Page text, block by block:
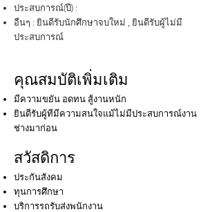
ประสบการณ์(ปี) :
อืนๆ : ยินดีรับนักศึกษาจบใหม่ , ยินดีรับผู้ไม่มี
ประสบการณ์
คุณสมบัติเพิ่มเติม
มีความขยัน อดทน สู้งานหนัก
ยินดีรับผู้ทีมีความสนใจแม้ไม่มีประสบการณ์งาน
ช่างมาก่อน
สวัสดิการ
ประกันสังคม
ทุนการศึกษา
บริการรถรับส่งพนักงาน